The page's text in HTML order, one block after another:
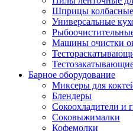
Шприцы колбасные
Универсальные
Машины очистки
Барное оборудование
Миксеры для
Блендеры
Сокоохладители и
Соковыжималки
Кофемолки